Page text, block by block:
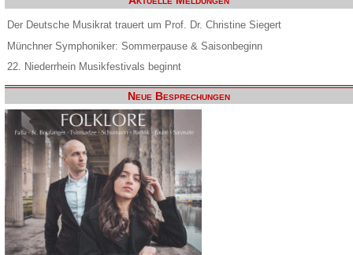
Der Deutsche Musikrat trauert um Prof. Dr. Christine Siegert
Münchner Symphoniker: Sommerpause & Saisonbeginn
22. Niederrhein Musikfestivals beginnt
Neue Besprechungen